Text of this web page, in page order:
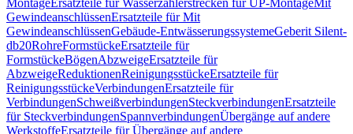
MontageErsatzteile für Wasserzählerstrecken für UP-MontageMit
GewindeanschlüssenErsatzteile für Mit
GewindeanschlüssenGebäude-EntwässerungssystemeGeberit Silent-
db20RohreFormstückeErsatzteile für
FormstückeBögenAbzweigeErsatzteile für
AbzweigeReduktionenReinigungsstückeErsatzteile für
ReinigungsstückeVerbindungenErsatzteile für
VerbindungenSchweißverbindungenSteckverbindungenErsatzteile
für SteckverbindungenSpannverbindungenÜbergänge auf andere
WerkstoffeErsatzteile für Übergänge auf andere